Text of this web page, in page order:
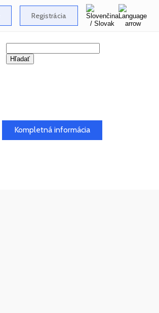
Registrácia
Kompletná informácia